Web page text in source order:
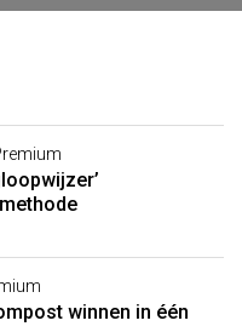
winnen in één